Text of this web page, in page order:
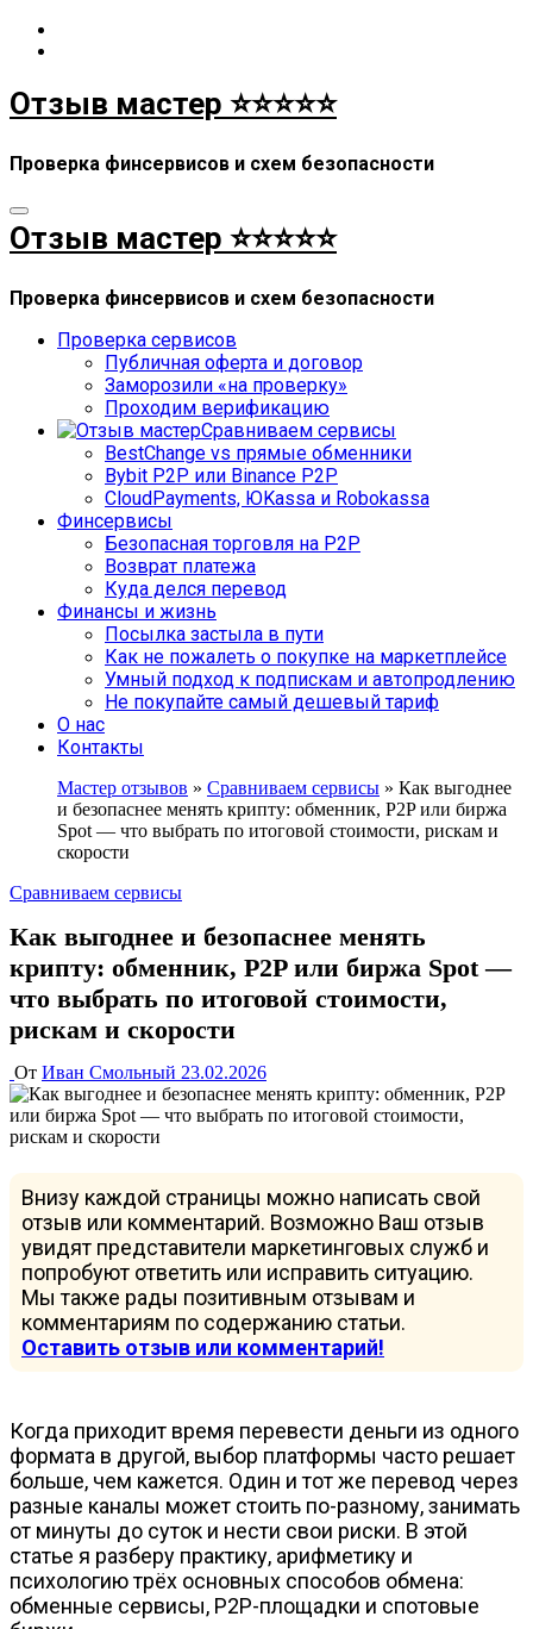
Перейти
Отзыв мастер ⭐⭐⭐⭐⭐
Проверка финсервисов и схем безопасности
Отзыв мастер ⭐⭐⭐⭐⭐
Проверка финсервисов и схем безопасности
Проверка сервисов
Публичная оферта и договор
Заморозили «на проверку»
Проходим верификацию
Сравниваем сервисы
BestChange vs прямые обменники
Bybit P2P или Binance P2P
CloudPayments, ЮKassa и Robokassa
Финсервисы
Безопасная торговля на P2P
Возврат платежа
Куда делся перевод
Финансы и жизнь
Посылка застыла в пути
Как не пожалеть о покупке на маркетплейсе
Умный подход к подпискам и автопродлению
Не покупайте самый дешевый тариф
О нас
Контакты
Мастер отзывов » Сравниваем сервисы » Как выгоднее
и безопаснее менять крипту: обменник, P2P или биржа
Spot — что выбрать по итоговой стоимости, рискам и
скорости
Сравниваем сервисы
Как выгоднее и безопаснее менять
крипту: обменник, P2P или биржа Spot —
что выбрать по итоговой стоимости,
рискам и скорости
От Иван Смольный 23.02.2026
Внизу каждой страницы можно написать свой
отзыв или комментарий. Возможно Ваш отзыв
увидят представители маркетинговых служб и
попробуют ответить или исправить ситуацию.
Мы также рады позитивным отзывам и
комментариям по содержанию статьи.
Оставить отзыв или комментарий!
Когда приходит время перевести деньги из одного
формата в другой, выбор платформы часто решает
больше, чем кажется. Один и тот же перевод через
разные каналы может стоить по-разному, занимать
от минуты до суток и нести свои риски. В этой
статье я разберу практику, арифметику и
психологию трёх основных способов обмена:
обменные сервисы, P2P-площадки и спотовые